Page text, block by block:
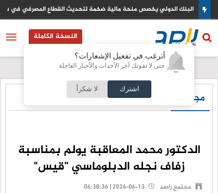
أترغب في تفعيل الإشعارات؟
حتى لا تفوتك آخر الأحداث والأخبار العاجلة
اشترك لا شكراً
نتائج الشركات القوية تدفع الاسهم الاوروبية نحو مستويات قياسية
النسخة الكاملة
مجتمع راصد
الدكتور محمد المعاقبة يولم بمناسبة
زفاف نجله الدبلوماسي "قيس"
مجتمع راصد